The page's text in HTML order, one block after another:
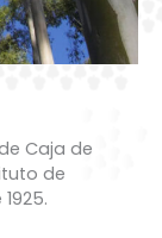
Caja de
de